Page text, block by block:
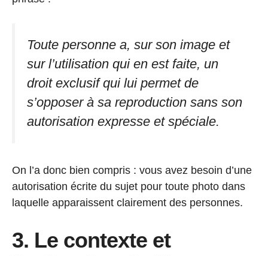
Toute personne a, sur son image et
sur l’utilisation qui en est faite, un
droit exclusif qui lui permet de
s’opposer à sa reproduction sans son
autorisation expresse et spéciale.
On l’a donc bien compris : vous avez besoin d’une
autorisation écrite du sujet pour toute photo dans
laquelle apparaissent clairement des personnes.
3. Le contexte et